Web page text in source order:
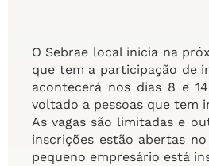
O Sebrae local inicia na
que tem a participação de
acontecerá nos dias 8 e
voltado a pessoas que tem
As vagas são limitadas e
inscrições estão abertas
pequeno empresário está